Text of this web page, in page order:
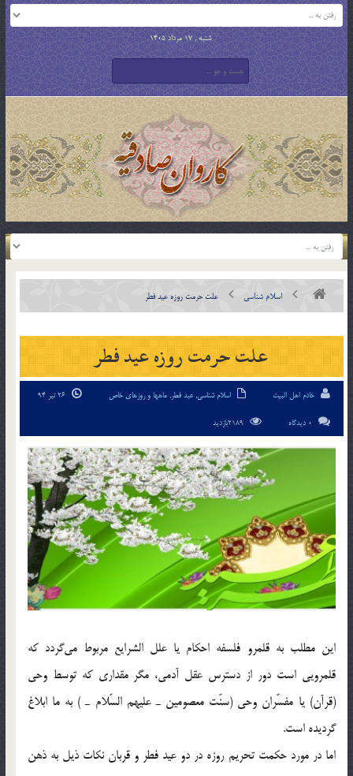
شنبه , 17 مرداد 1405
اسلام شناسی علت حرمت روزه عید فطر
علت حرمت روزه عید فطر
خادم اهل البیت اسلام شناسی,عید فطر, ماهها و روزهای خاص
0 دیدگاه
این مطلب به قلمرو فلسفه احكام يا علل ‌الشرايع مربوط مي‌گردد كه
قلمرويي است دور از دسترس عقل آدمي، مگر مقداري كه توسط وحي
(قرآن) يا مفسّران وحي (سنّت معصومين ـ عليهم السّلام ـ ) به ما ابلاغ
گرديده است.
اما در مورد حکمت تحريم روزه در دو عيد فطر و قربان نکات ذیل به ذهن